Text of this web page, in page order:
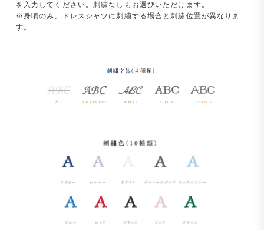
を入力してください。刺繍なしもお選びいただけます。
※身頃のみ、ドレスシャツに刺繍する場合と刺繍位置が異なりま
す。